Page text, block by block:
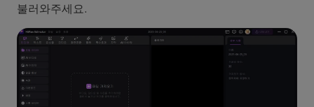
불러와주세요.